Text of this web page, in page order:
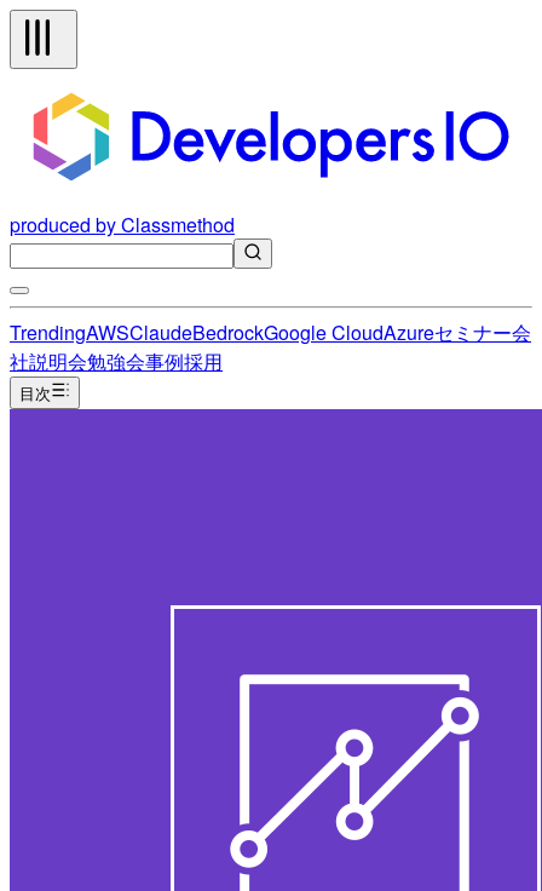
produced by Classmethod
TrendingAWSClaudeBedrockGoogle CloudAzureセミナー会
社説明会勉強会事例採用
目次